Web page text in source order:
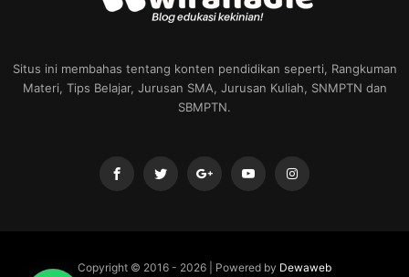
Situs ini membahas tentang konten pendidikan seperti, Rangkuman
Materi, Tips Belajar, Jurusan SMA, Jurusan Kuliah, SNMPTN dan
SBMPTN.
Copyright © 2016 - 2026 | Powered by Dewaweb